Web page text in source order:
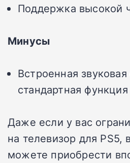
Поддержка высокой
Минусы
Встроенная
стандартная функция
Даже если у вас
на телевизор для PS5,
можете приобрести